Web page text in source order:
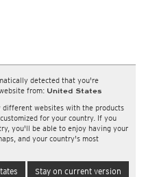
detected that you're
from: United States
different websites with the products
for your country. If you
you'll be able to enjoy having your
and your country's most
Stay on current version